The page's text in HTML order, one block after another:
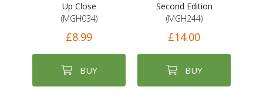
Up Close
(MGH034)
£8.99
BUY
Second Edition
(MGH244)
£14.00
BUY